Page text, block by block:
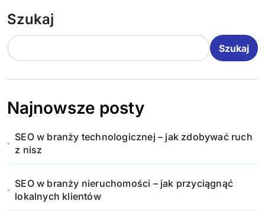
Szukaj
Szukaj
Najnowsze posty
SEO w branży technologicznej – jak zdobywać ruch
z nisz
SEO w branży nieruchomości – jak przyciągnąć
lokalnych klientów